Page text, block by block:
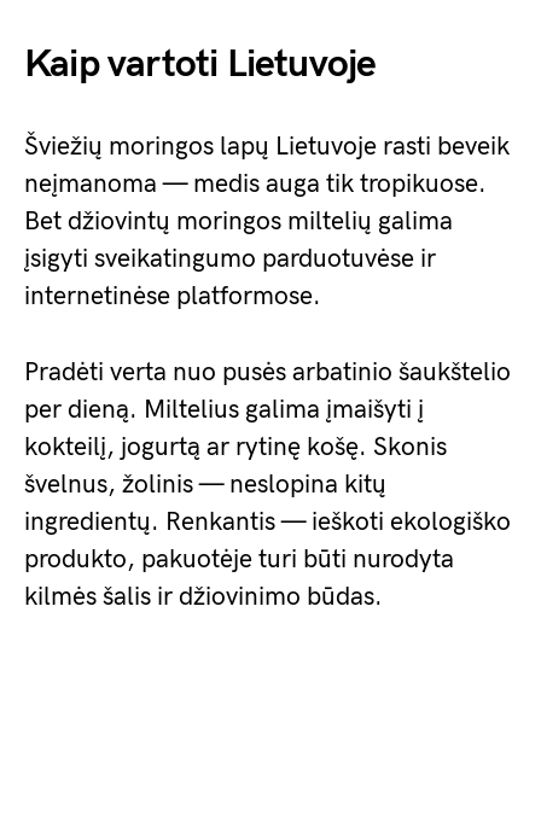
Kaip vartoti Lietuvoje
Šviežių moringos lapų Lietuvoje rasti beveik
neįmanoma — medis auga tik tropikuose.
Bet džiovintų moringos miltelių galima
įsigyti sveikatingumo parduotuvėse ir
internetinėse platformose.
Pradėti verta nuo pusės arbatinio šaukštelio
per dieną. Miltelius galima įmaišyti į
kokteilį, jogurtą ar rytinę košę. Skonis
švelnus, žolinis — neslopina kitų
ingredientų. Renkantis — ieškoti ekologiško
produkto, pakuotėje turi būti nurodyta
kilmės šalis ir džiovinimo būdas.